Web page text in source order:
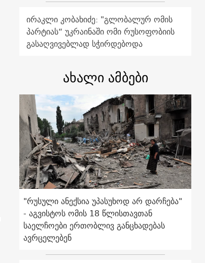
ირაკლი კობახიძე: "გლობალურ ომის
პარტიას“ უკრაინაში ომი რუსოფობიის
გასაღვივებლად სჭირდებოდა
ახალი ამბები
"რუსული ანექსია უპასუხოდ არ დარჩება"
- აგვისტოს ომის 18 წლისთავთან
საელჩოები ერთობლივ განცხადებას
ავრცელებენ